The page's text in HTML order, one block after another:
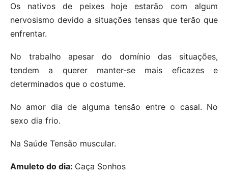
Os nativos de peixes hoje estarão com algum
nervosismo devido a situações tensas que terão que
enfrentar.
No trabalho apesar do domínio das situações,
tendem a querer manter-se mais eficazes e
determinados que o costume.
No amor dia de alguma tensão entre o casal. No
sexo dia frio.
Na Saúde Tensão muscular.
Amuleto do dia: Caça Sonhos